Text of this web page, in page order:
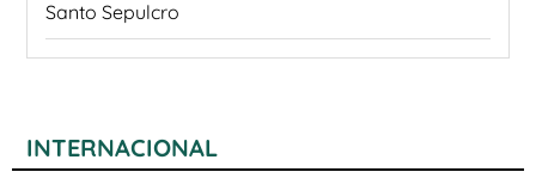
Santo Sepulcro
INTERNACIONAL